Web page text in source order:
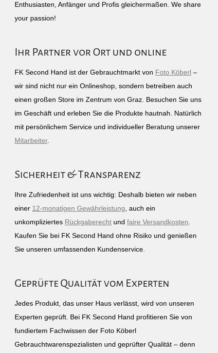
Enthusiasten, Anfänger und Profis gleichermaßen. We share
your passion!
Ihr Partner vor Ort und online
FK Second Hand ist der Gebrauchtmarkt von Foto Köberl –
wir sind nicht nur ein Onlineshop, sondern betreiben auch
einen großen Store im Zentrum von Graz. Besuchen Sie uns
im Geschäft und erleben Sie die Produkte hautnah. Natürlich
mit persönlichem Service und individueller Beratung unserer
Mitarbeiter.
Sicherheit & Transparenz
Ihre Zufriedenheit ist uns wichtig: Deshalb bieten wir neben
einer 12-monatigen Gewährleistung , auch ein
unkompliziertes Rückgaberecht und faire Versandkosten
Kaufen Sie bei FK Second Hand ohne Risiko und genießen
Sie unseren umfassenden Kundenservice.
Geprüfte Qualität vom Experten
Jedes Produkt, das unser Haus verlässt, wird von unseren
Experten geprüft. Bei FK Second Hand profitieren Sie von
fundiertem Fachwissen der Foto Köberl
Gebrauchtwarenspezialisten und geprüfter Qualität – denn